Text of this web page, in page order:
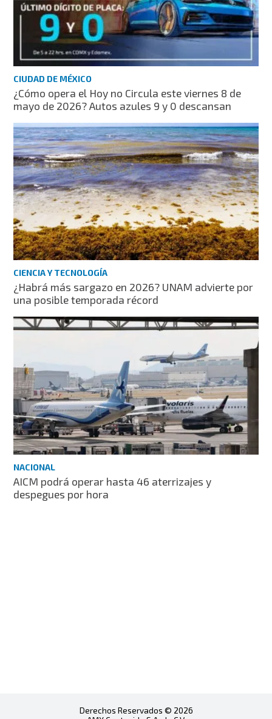
CIUDAD DE MÉXICO
¿Cómo opera el Hoy no Circula este viernes 8 de
mayo de 2026? Autos azules 9 y 0 descansan
CIENCIA Y TECNOLOGÍA
¿Habrá más sargazo en 2026? UNAM advierte por
una posible temporada récord
NACIONAL
AICM podrá operar hasta 46 aterrizajes y
despegues por hora
Derechos Reservados © 2026